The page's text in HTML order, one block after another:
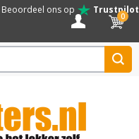
Beoordeel ons op Trustpilot
0